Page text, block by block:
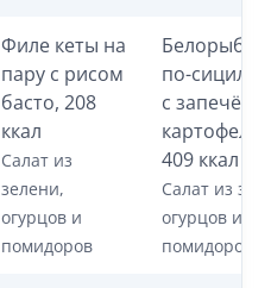
Филе кеты на
пару с рисом
басто, 208
ккал
Салат из
зелени,
огурцов и
помидоров
по-
с
409 ккал
Салат из
огурцов и
помидоров